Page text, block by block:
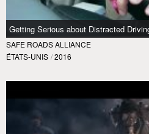
Getting Serious about Distracted
SAFE ROADS ALLIANCE
ÉTATS-UNIS / 2016